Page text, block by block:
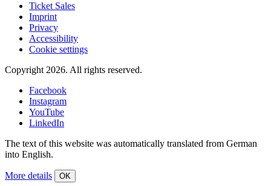
Ticket Sales
Imprint
Privacy
Accessibility
Cookie settings
Copyright 2026. All rights reserved.
Facebook
Instagram
YouTube
LinkedIn
The text of this website was automatically translated from German
into English.
More details OK